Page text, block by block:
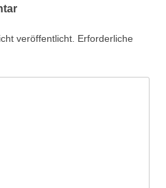
veröffentlicht. Erforderliche